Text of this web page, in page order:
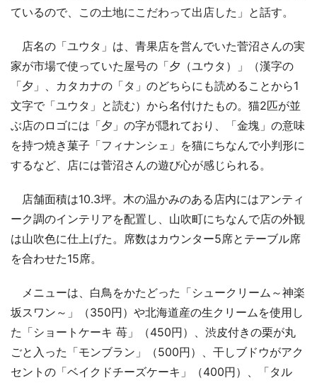
ているので、この土地にこだわって出店した」と話す。
店名の「ユウタ」は、青果店を営んでいた菅沼さんの実
家が市場で使っていた屋号の「夕（ユウタ）」（漢字の
「夕」、カタカナの「タ」のどちらにも読めることから1
文字で「ユウタ」と読む）から名付けたもの。猫2匹が並
ぶ店のロゴには「夕」の字が隠れており、「金塊」の意味
を持つ焼き菓子「フィナンシェ」を猫にちなんで小判形に
するなど、店には菅沼さんの遊び心が感じられる。
店舗面積は10.3坪。木の温かみのある店内にはアンティ
ーク調のインテリアを配置し、山吹町にちなんで店の外観
は山吹色に仕上げた。席数はカウンター5席とテーブル席
を合わせた15席。
メニューは、白鳥をかたどった「シュークリーム～神楽
坂スワン～」（350円）や北海道産の生クリームを使用し
た「ショートケーキ 苺」（450円）、渋皮付きの栗が丸
ごと入った「モンブラン」（500円）、干しブドウがアク
セントの「ベイクドチーズケーキ」（400円）、「タル